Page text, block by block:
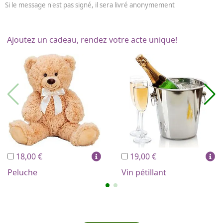
Si le message n'est pas signé, il sera livré anonymement
Ajoutez un cadeau, rendez votre acte unique!
18,00 €
Peluche
19,00 €
Vin pétillant